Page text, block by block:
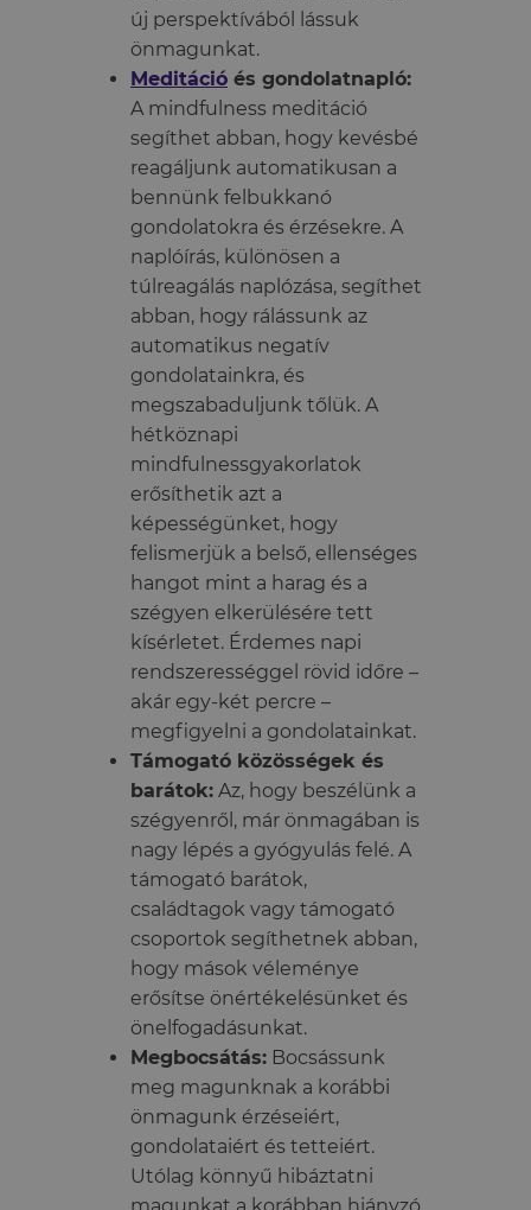
új perspektívából lássuk
önmagunkat.
Meditáció és gondolatnapló:
A mindfulness meditáció
segíthet abban, hogy kevésbé
reagáljunk automatikusan a
bennünk felbukkanó
gondolatokra és érzésekre. A
naplóírás, különösen a
túlreagálás naplózása, segíthet
abban, hogy rálássunk az
automatikus negatív
gondolatainkra, és
megszabaduljunk tőlük. A
hétköznapi
mindfulnessgyakorlatok
erősíthetik azt a
képességünket, hogy
felismerjük a belső, ellenséges
hangot mint a harag és a
szégyen elkerülésére tett
kísérletet. Érdemes napi
rendszerességgel rövid időre –
akár egy-két percre –
megfigyelni a gondolatainkat.
Támogató közösségek és
barátok: Az, hogy beszélünk a
szégyenről, már önmagában is
nagy lépés a gyógyulás felé. A
támogató barátok,
családtagok vagy támogató
csoportok segíthetnek abban,
hogy mások véleménye
erősítse önértékelésünket és
önelfogadásunkat.
Megbocsátás: Bocsássunk
meg magunknak a korábbi
önmagunk érzéseiért,
gondolataiért és tetteiért.
Utólag könnyű hibáztatni